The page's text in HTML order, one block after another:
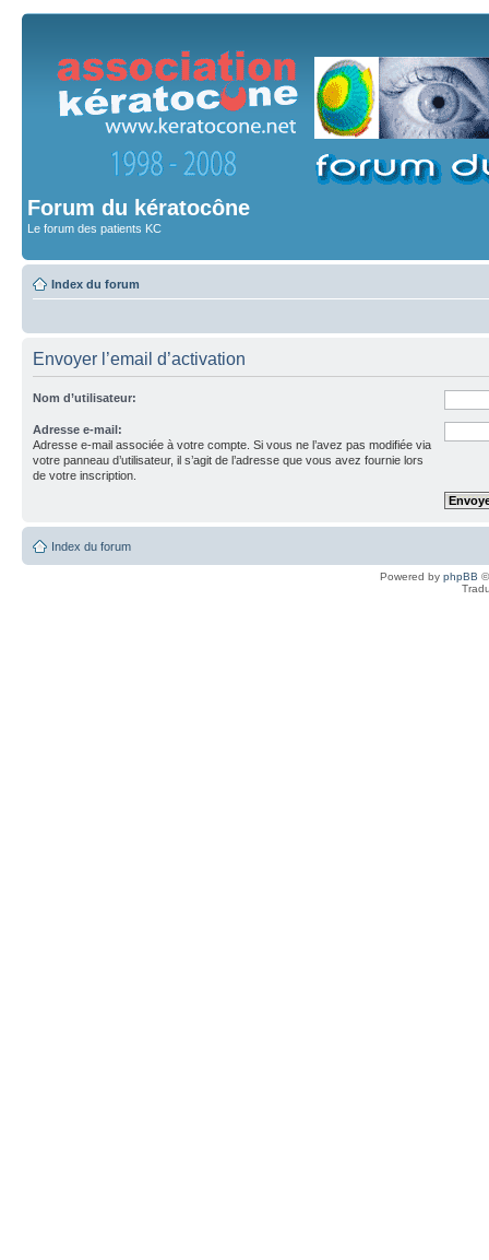
Forum du kératocône
Le forum des patients KC
Index du forum
Envoyer l’email d’activation
Nom d’utilisateur:
Adresse e-mail:
Adresse e-mail associée à votre compte. Si vous ne l’avez pas modifiée via
votre panneau d’utilisateur, il s’agit de l’adresse que vous avez fournie lors
de votre inscription.
Index du forum
Powered by phpBB